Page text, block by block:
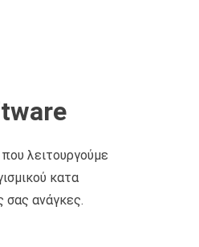
λειτουργούμε
κατα
σας ανάγκες.